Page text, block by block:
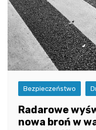
Bezpieczeństwo
Radarowe
nowa broń w